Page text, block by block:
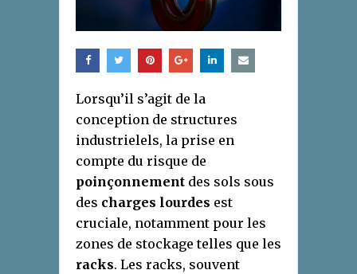
Lorsqu’il s’agit de la
conception de structures
industrielels, la prise en
compte du risque de
poinçonnement des sols sous
des charges lourdes est
cruciale, notamment pour les
zones de stockage telles que les
racks. Les racks, souvent